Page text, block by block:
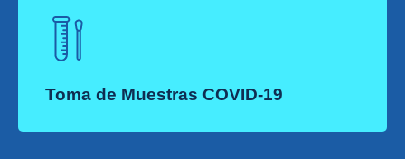
Toma de Muestras COVID-19